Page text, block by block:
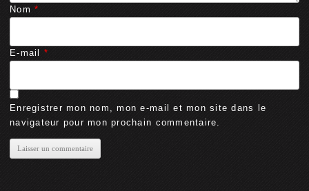
Nom*
E-mail *
Enregistrer mon nom, mon e-mail et mon site dans le
navigateur pour mon prochain commentaire.